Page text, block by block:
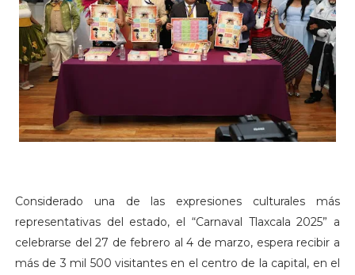
Considerado una de las expresiones culturales más
representativas del estado, el “Carnaval Tlaxcala 2025” a
celebrarse del 27 de febrero al 4 de marzo, espera recibir a
más de 3 mil 500 visitantes en el centro de la capital, en el